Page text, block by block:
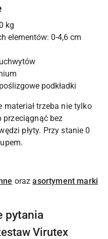
kg
elementów: 0-4,6 cm
podkładki
materiał trzeba nie tylko
przeciągnąć bez
płyty. Przy stanie 0
orazasortyment marki
pytania
Virutex